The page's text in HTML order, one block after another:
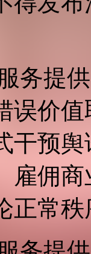
务提
误价
干预
雇佣
正常